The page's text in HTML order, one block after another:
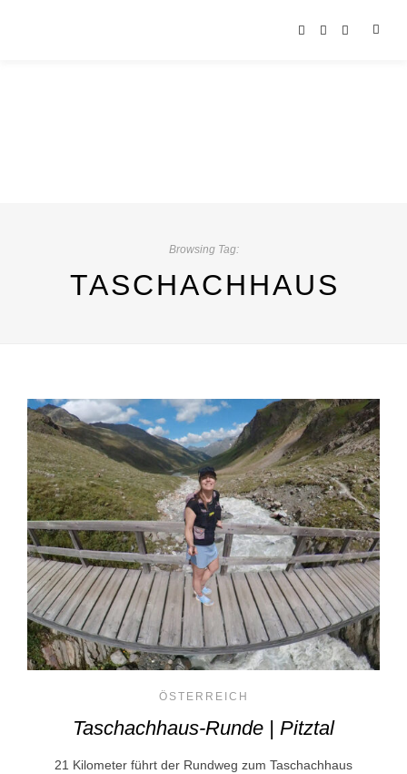
Browsing Tag:
TASCHACHHAUS
ÖSTERREICH
Taschachhaus-Runde | Pitztal
21 Kilometer führt der Rundweg zum Taschachhaus